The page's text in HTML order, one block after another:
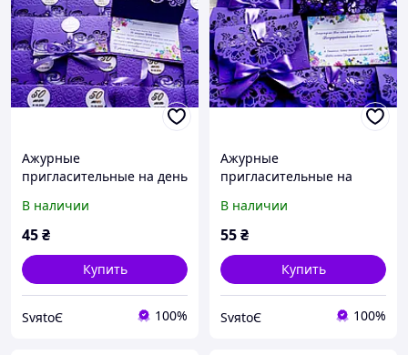
Ажурные
пригласительные на день
ручной работы
В наличии
45₴
Купить
SvяtoЄ 100%
Ажурные
пригласительные на
рождения
В наличии
55₴
Купить
SvяtoЄ 100%